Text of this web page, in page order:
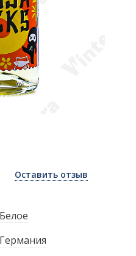
Оставить отзыв
Белое
Германия